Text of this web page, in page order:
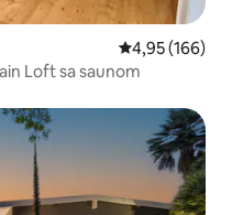
Prosječna
4,95 (166)
Loft sa saunom
„Odabrali gosti”